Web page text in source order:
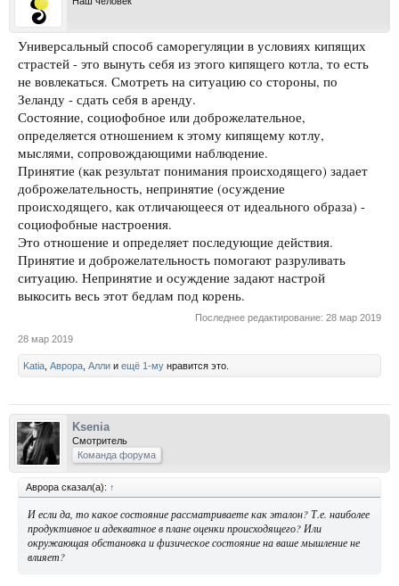
Универсальный способ саморегуляции в условиях кипящих
страстей - это вынуть себя из этого кипящего котла, то есть
не вовлекаться. Смотреть на ситуацию со стороны, по
Зеланду - сдать себя в аренду.
Состояние, социофобное или доброжелательное,
определяется отношением к этому кипящему котлу,
мыслями, сопровождающими наблюдение.
Принятие (как результат понимания происходящего) задает
доброжелательность, непринятие (осуждение
происходящего, как отличающееся от идеального образа) -
социофобные настроения.
Это отношение и определяет последующие действия.
Принятие и доброжелательность помогают разруливать
ситуацию. Непринятие и осуждение задают настрой
выкосить весь этот бедлам под корень.
Последнее редактирование: 28 мар 2019
28 мар 2019
Katia Аврора Алли и ещё 1-му нравится это.
Ksenia
Смотритель
Команда форума
Аврора сказал(а): ↑
И если да, то какое состояние рассматриваете как эталон? Т.е. наиболее
продуктивное и адекватное в плане оценки происходящего? Или
окружающая обстановка и физическое состояние на ваше мышление не
влияет?